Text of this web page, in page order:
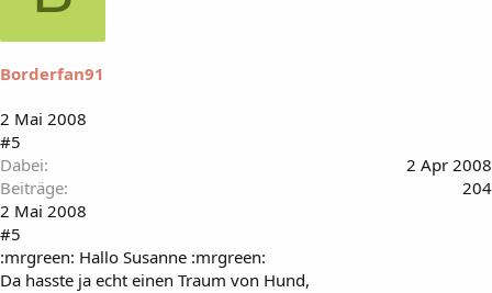
Borderfan91
2 Mai 2008
#5
Dabei
2 Apr 2008
Beiträge
204
2 Mai 2008
#5
:mrgreen: Hallo Susanne :mrgreen:
Da hasste ja echt einen Traum von Hund,